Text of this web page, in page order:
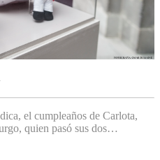
el cumpleaños de Carlota,
quien pasó sus dos…